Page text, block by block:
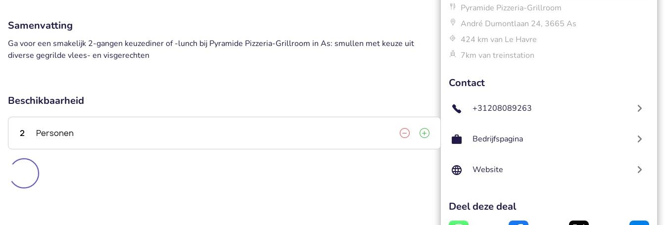
Samenvatting
Ga voor een smakelijk 2-gangen keuzediner of -lunch bij Pyramide Pizzeria-Grillroom in As: smullen met keuze uit
diverse gegrilde vlees- en visgerechten
Beschikbaarheid
2 Personen
Pyramide Pizzeria-Grillroom
André Dumontlaan 24, 3665 As
424 km van Le Havre
7km van treinstation
Contact
+31208089263
Bedrijfspagina
Website
Deel deze deal